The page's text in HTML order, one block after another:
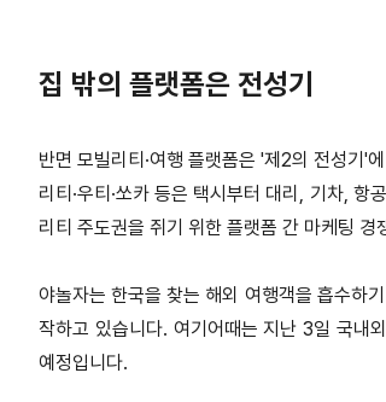
집 밖의 플랫폼은 전성기
반면 모빌리티·여행 플랫폼은 '제2의 전성기'
리티·우티·쏘카 등은 택시부터 대리, 기차,
리티 주도권을 쥐기 위한 플랫폼 간 마케팅 경
야놀자는 한국을 찾는 해외 여행객을 흡수하
작하고 있습니다. 여기어때는 지난 3일 국내
예정입니다.